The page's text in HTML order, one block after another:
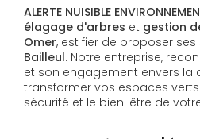
ALERTE NUISIBLE
élagage d'arbres et gestion
Omer, est fier de proposer
Bailleul. Notre entreprise,
et son engagement envers la
transformer vos espaces
sécurité et le bien-être de